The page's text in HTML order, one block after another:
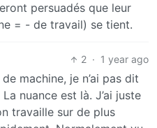
persuadés que leur
= - de travail) se tient.
2 · 1 year ago
machine, je n’ai pas dit
nuance est là. J’ai juste
travaille sur de plus